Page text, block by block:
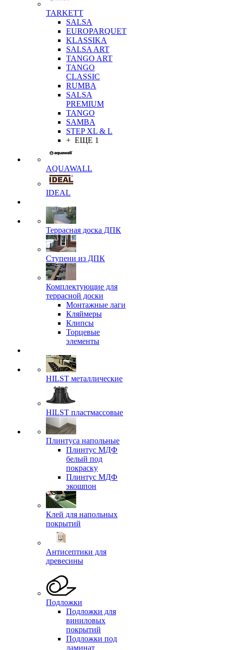
TARKETT
SALSA
EUROPARQUET
KLASSIKA
SALSA ART
TANGO ART
TANGO
CLASSIC
RUMBA
SALSA
PREMIUM
TANGO
SAMBA
STEP XL & L
+ ЕЩЕ 1
AQUAWALL
IDEAL
Террасная доска ДПК
Ступени из ДПК
Комплектующие для
террасной доски
Монтажные лаги
Кляймеры
Клипсы
Торцевые
элементы
HILST металлические
HILST пластмассовые
Плинтуса напольные
Плинтус МДФ
белый под
покраску
Плинтус МДФ
экошпон
Клей для напольных
покрытий
Антисептики для
древесины
Подложки
Подложки для
виниловых
покрытий
Подложки под
ламинат